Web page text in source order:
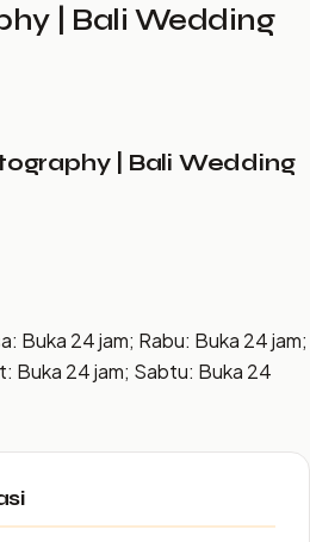
| Bali Wedding
| Bali Wedding
Buka 24 jam; Rabu: Buka 24 jam;
Buka 24 jam; Sabtu: Buka 24